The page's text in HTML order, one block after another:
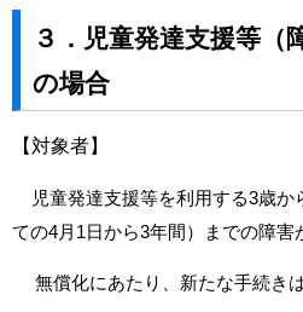
３．児童発達支援等（
の場合
【対象者】
児童発達支援等を利用する3歳
ての4月1日から3年間）までの障害
無償化にあたり、新たな手続きは